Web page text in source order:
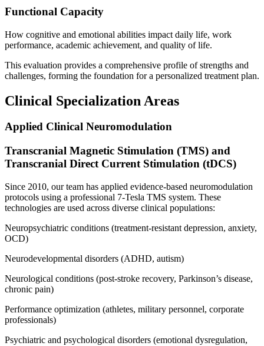
Functional Capacity
How cognitive and emotional abilities impact daily life, work
performance, academic achievement, and quality of life.
This evaluation provides a comprehensive profile of strengths and
challenges, forming the foundation for a personalized treatment plan.
Clinical Specialization Areas
Applied Clinical Neuromodulation
Transcranial Magnetic Stimulation (TMS) and
Transcranial Direct Current Stimulation (tDCS)
Since 2010, our team has applied evidence-based neuromodulation
protocols using a professional 7-Tesla TMS system. These
technologies are used across diverse clinical populations:
Neuropsychiatric conditions (treatment-resistant depression, anxiety,
OCD)
Neurodevelopmental disorders (ADHD, autism)
Neurological conditions (post-stroke recovery, Parkinson’s disease,
chronic pain)
Performance optimization (athletes, military personnel, corporate
professionals)
Psychiatric and psychological disorders (emotional dysregulation,